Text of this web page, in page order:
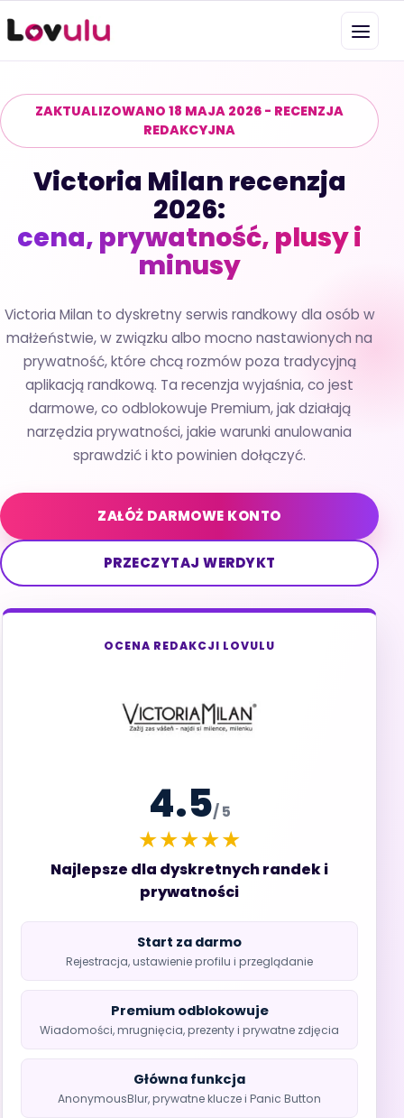
ZAKTUALIZOWANO 18 MAJA 2026 - RECENZJA
REDAKCYJNA
Victoria Milan recenzja
2026:
cena, prywatność, plusy i
minusy
Victoria Milan to dyskretny serwis randkowy dla osób w
małżeństwie, w związku albo mocno nastawionych na
prywatność, które chcą rozmów poza tradycyjną
aplikacją randkową. Ta recenzja wyjaśnia, co jest
darmowe, co odblokowuje Premium, jak działają
narzędzia prywatności, jakie warunki anulowania
sprawdzić i kto powinien dołączyć.
ZAŁÓŻ DARMOWE KONTO
PRZECZYTAJ WERDYKT
OCENA REDAKCJI LOVULU
4.5/ 5
★★★★★
Najlepsze dla dyskretnych randek i
prywatności
Start za darmo
Rejestracja, ustawienie profilu i przeglądanie
Premium odblokowuje
Wiadomości, mrugnięcia, prezenty i prywatne zdjęcia
Główna funkcja
AnonymousBlur, prywatne klucze i Panic Button